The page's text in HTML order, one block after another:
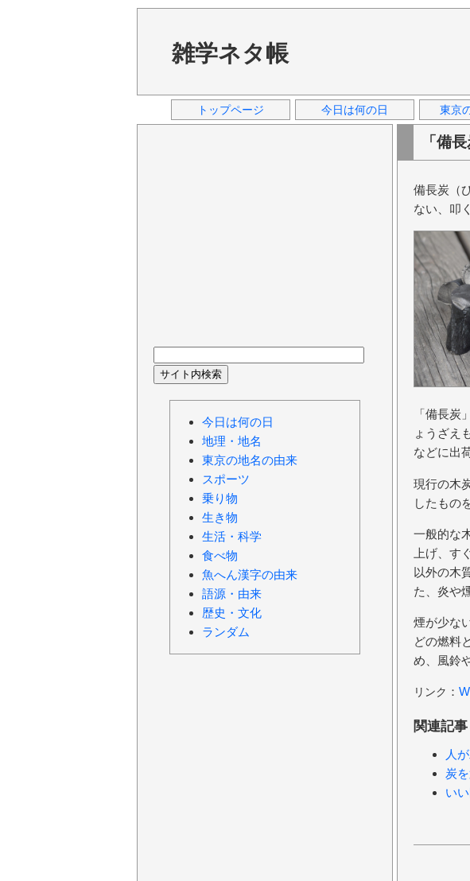
雑学ネタ帳
トップページ 今日は何の日 東京
「備
備長炭（
ない、叩
「備長
ょうざえ
などに出
現行の木
したもの
一般的な
上げ、
以外の木
た、炎や
煙が少な
どの燃料
め、風鈴
リンク ：
関連記事
人
炭
い
今日は何の日
地理・地名
東京の地名の由来
スポーツ
乗り物
生き物
生活・科学
食べ物
魚へん漢字の由来
語源・由来
歴史・文化
ランダム